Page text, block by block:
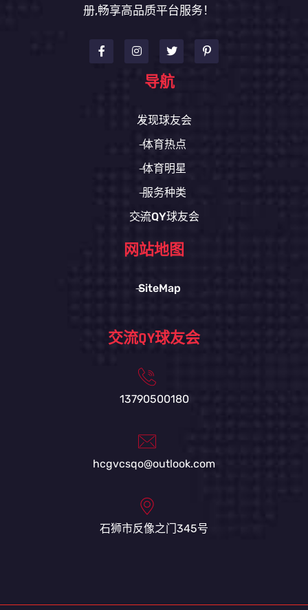
册,畅享高品质平台服务！
导航
发现球友会
体育热点
体育明星
服务种类
交流QY球友会
网站地图
SiteMap
交流QY球友会
13790500180
hcgvcsqo@outlook.com
石狮市反像之门345号